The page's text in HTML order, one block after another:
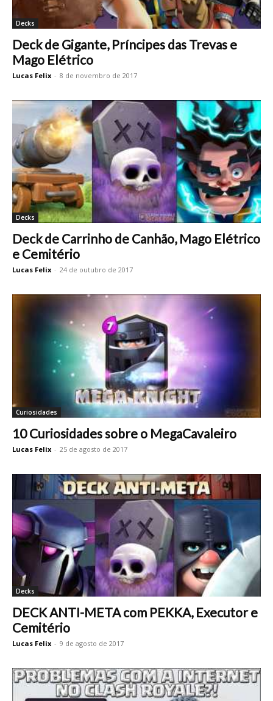
Decks
Deck de Gigante, Príncipes das Trevas e
Mago Elétrico
Lucas Felix - 8 de novembro de 2017
Decks
Deck de Carrinho de Canhão, Mago Elétrico
e Cemitério
Lucas Felix - 24 de outubro de 2017
Curiosidades
10 Curiosidades sobre o MegaCavaleiro
Lucas Felix - 25 de agosto de 2017
Decks
DECK ANTI-META com PEKKA, Executor e
Cemitério
Lucas Felix - 9 de agosto de 2017